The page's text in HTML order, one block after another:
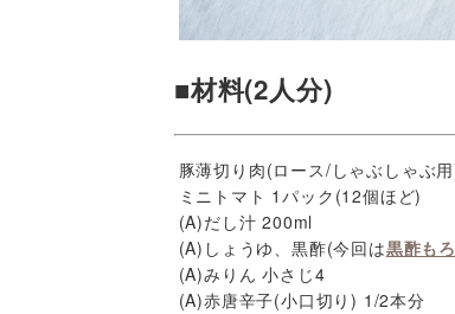
■材料(2人分)
豚薄切り肉(ロース/しゃぶしゃぶ
ミニトマト 1パック(12個ほど)
(A)だし汁 200ml
(A)しょうゆ、黒酢(今回は黒酢も
(A)みりん 小さじ4
(A)赤唐辛子(小口切り) 1/2本分